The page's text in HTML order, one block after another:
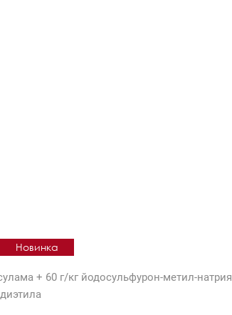
Новинка
+ 60 г/кг йодосульфурон-метил-натрия